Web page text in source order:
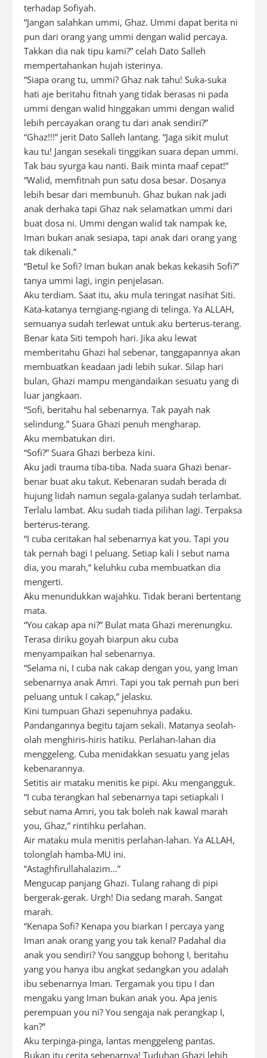
terhadap Sofiyah.
“Jangan salahkan ummi, Ghaz. Ummi dapat berita ni
pun dari orang yang ummi dengan walid percaya.
Takkan dia nak tipu kami?” celah Dato Salleh
mempertahankan hujah isterinya.
“Siapa orang tu, ummi? Ghaz nak tahu! Suka-suka
hati aje beritahu fitnah yang tidak berasas ni pada
ummi dengan walid hinggakan ummi dengan walid
lebih percayakan orang tu dari anak sendiri?”
“Ghaz!!!” jerit Dato Salleh lantang. “Jaga sikit mulut
kau tu! Jangan sesekali tinggikan suara depan ummi.
Tak bau syurga kau nanti. Baik minta maaf cepat!”
“Walid, memfitnah pun satu dosa besar. Dosanya
lebih besar dari membunuh. Ghaz bukan nak jadi
anak derhaka tapi Ghaz nak selamatkan ummi dari
buat dosa ni. Ummi dengan walid tak nampak ke,
Iman bukan anak sesiapa, tapi anak dari orang yang
tak dikenali.”
“Betul ke Sofi? Iman bukan anak bekas kekasih Sofi?”
tanya ummi lagi, ingin penjelasan.
Aku terdiam. Saat itu, aku mula teringat nasihat Siti.
Kata-katanya terngiang-ngiang di telinga. Ya ALLAH,
semuanya sudah terlewat untuk aku berterus-terang.
Benar kata Siti tempoh hari. Jika aku lewat
memberitahu Ghazi hal sebenar, tanggapannya akan
membuatkan keadaan jadi lebih sukar. Silap hari
bulan, Ghazi mampu mengandaikan sesuatu yang di
luar jangkaan.
“Sofi, beritahu hal sebenarnya. Tak payah nak
selindung.” Suara Ghazi penuh mengharap.
Aku membatukan diri.
“Sofi?” Suara Ghazi berbeza kini.
Aku jadi trauma tiba-tiba. Nada suara Ghazi benar-
benar buat aku takut. Kebenaran sudah berada di
hujung lidah namun segala-galanya sudah terlambat.
Terlalu lambat. Aku sudah tiada pilihan lagi. Terpaksa
berterus-terang.
“I cuba ceritakan hal sebenarnya kat you. Tapi you
tak pernah bagi I peluang. Setiap kali I sebut nama
dia, you marah,” keluhku cuba membuatkan dia
mengerti.
Aku menundukkan wajahku. Tidak berani bertentang
mata.
“You cakap apa ni?” Bulat mata Ghazi merenungku.
Terasa diriku goyah biarpun aku cuba
menyampaikan hal sebenarnya.
“Selama ni, I cuba nak cakap dengan you, yang Iman
sebenarnya anak Amri. Tapi you tak pernah pun beri
peluang untuk I cakap,” jelasku.
Kini tumpuan Ghazi sepenuhnya padaku.
Pandangannya begitu tajam sekali. Matanya seolah-
olah menghiris-hiris hatiku. Perlahan-lahan dia
menggeleng. Cuba menidakkan sesuatu yang jelas
kebenarannya.
Setitis air mataku menitis ke pipi. Aku mengangguk.
“I cuba terangkan hal sebenarnya tapi setiapkali I
sebut nama Amri, you tak boleh nak kawal marah
you, Ghaz,” rintihku perlahan.
Air mataku mula menitis perlahan-lahan. Ya ALLAH,
tolonglah hamba-MU ini.
“Astaghfirullahalazim…”
Mengucap panjang Ghazi. Tulang rahang di pipi
bergerak-gerak. Urgh! Dia sedang marah. Sangat
marah.
“Kenapa Sofi? Kenapa you biarkan I percaya yang
Iman anak orang yang you tak kenal? Padahal dia
anak you sendiri? You sanggup bohong I, beritahu
yang you hanya ibu angkat sedangkan you adalah
ibu sebenarnya Iman. Tergamak you tipu I dan
mengaku yang Iman bukan anak you. Apa jenis
perempuan you ni? You sengaja nak perangkap I,
kan?”
Aku terpinga-pinga, lantas menggeleng pantas.
Bukan itu cerita sebenarnya! Tuduhan Ghazi lebih